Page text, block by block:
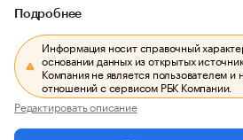
Подробнее
Информация носит справочный
основании данных из открытых
Компания не является пользователем и
отношений с сервисом РБК Компании.
Редактировать описание